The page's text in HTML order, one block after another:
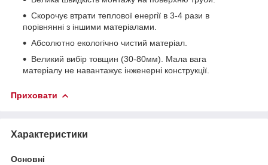
Скорочує втрати теплової енергії в 3-4 рази в
порівнянні з іншими матеріалами.
Абсолютно екологічно чистий матеріал.
Великий вибір товщин (30-80мм). Мала вага
матеріалу не навантажує інженерні конструкції.
Приховати
Характеристики
Основні